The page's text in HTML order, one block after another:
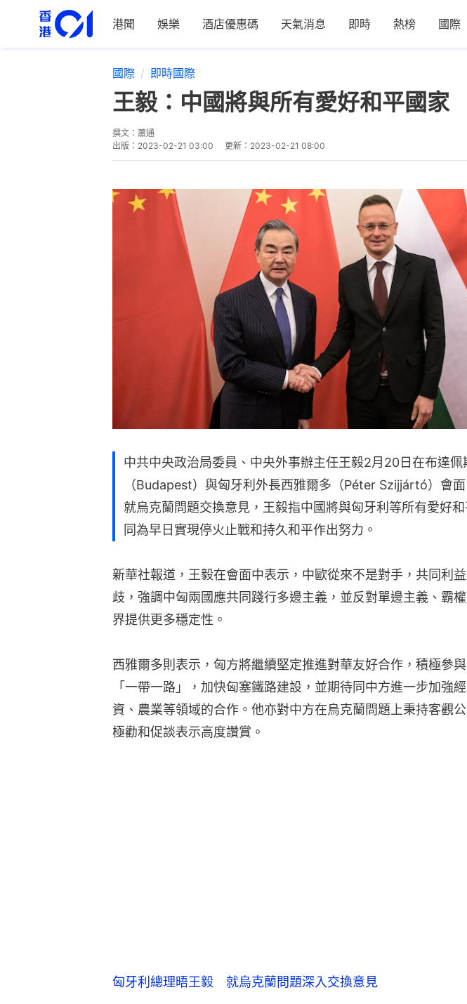
港聞 娛樂 酒店優惠碼 天氣消息 即時 熱榜 國際
國際 即時國際
王毅：中國將與所有愛好和平國
撰文： 蕭通
出版： 2023-02-21 03:00 更新： 2023-02-21 08:00
中共中央政治局委員、中央外事辦主任王毅2月20日在布達佩
（Budapest）與匈牙利外長西雅爾多（Péter Szijjártó）會
就烏克蘭問題交換意見，王毅指中國將與匈牙利等所有愛好
同為早日實現停火止戰和持久和平作出努力。
新華社報道，王毅在會面中表示，中歐從來不是對手，共同利
歧，強調中匈兩國應共同踐行多邊主義，並反對單邊主義、霸
界提供更多穩定性。
西雅爾多則表示，匈方將繼續堅定推進對華友好合作，積極參
「一帶一路」，加快匈塞鐵路建設，並期待同中方進一步加強
資、農業等領域的合作。他亦對中方在烏克蘭問題上秉持客觀
極勸和促談表示高度讚賞。
匈牙利總理晤王毅 就烏克蘭問題深入交換意見